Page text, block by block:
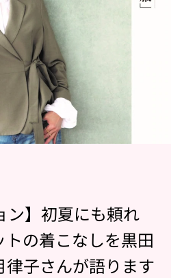
ン】初夏にも頼れ
の着こなしを黒田
子さんが語ります